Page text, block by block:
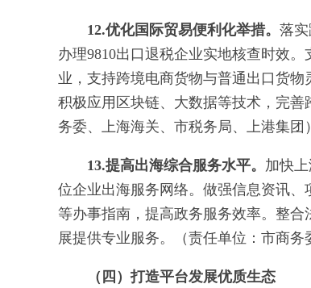
12.优化国际贸易便利化举措。 落
办理9810出口退税企业实地核查时效
业，支持跨境电商货物与普通出口货
积极应用区块链、大数据等技术，完
务委、上海海关、市税务局、上港集团）
13.提高出海综合服务水平。 加快
位企业出海服务网络。做强信息资讯
等办事指南，提高政务服务效率。整
展提供专业服务。（责任单位：市商务
（四）打造平台发展优质生态